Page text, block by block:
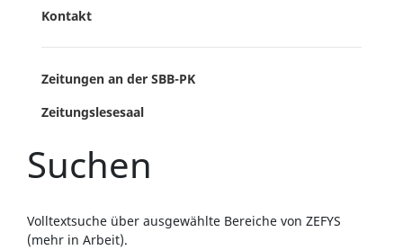
Kontakt
Zeitungen an der SBB-PK
Zeitungslesesaal
Suchen
Volltextsuche über ausgewählte Bereiche von ZEFYS
(mehr in Arbeit).